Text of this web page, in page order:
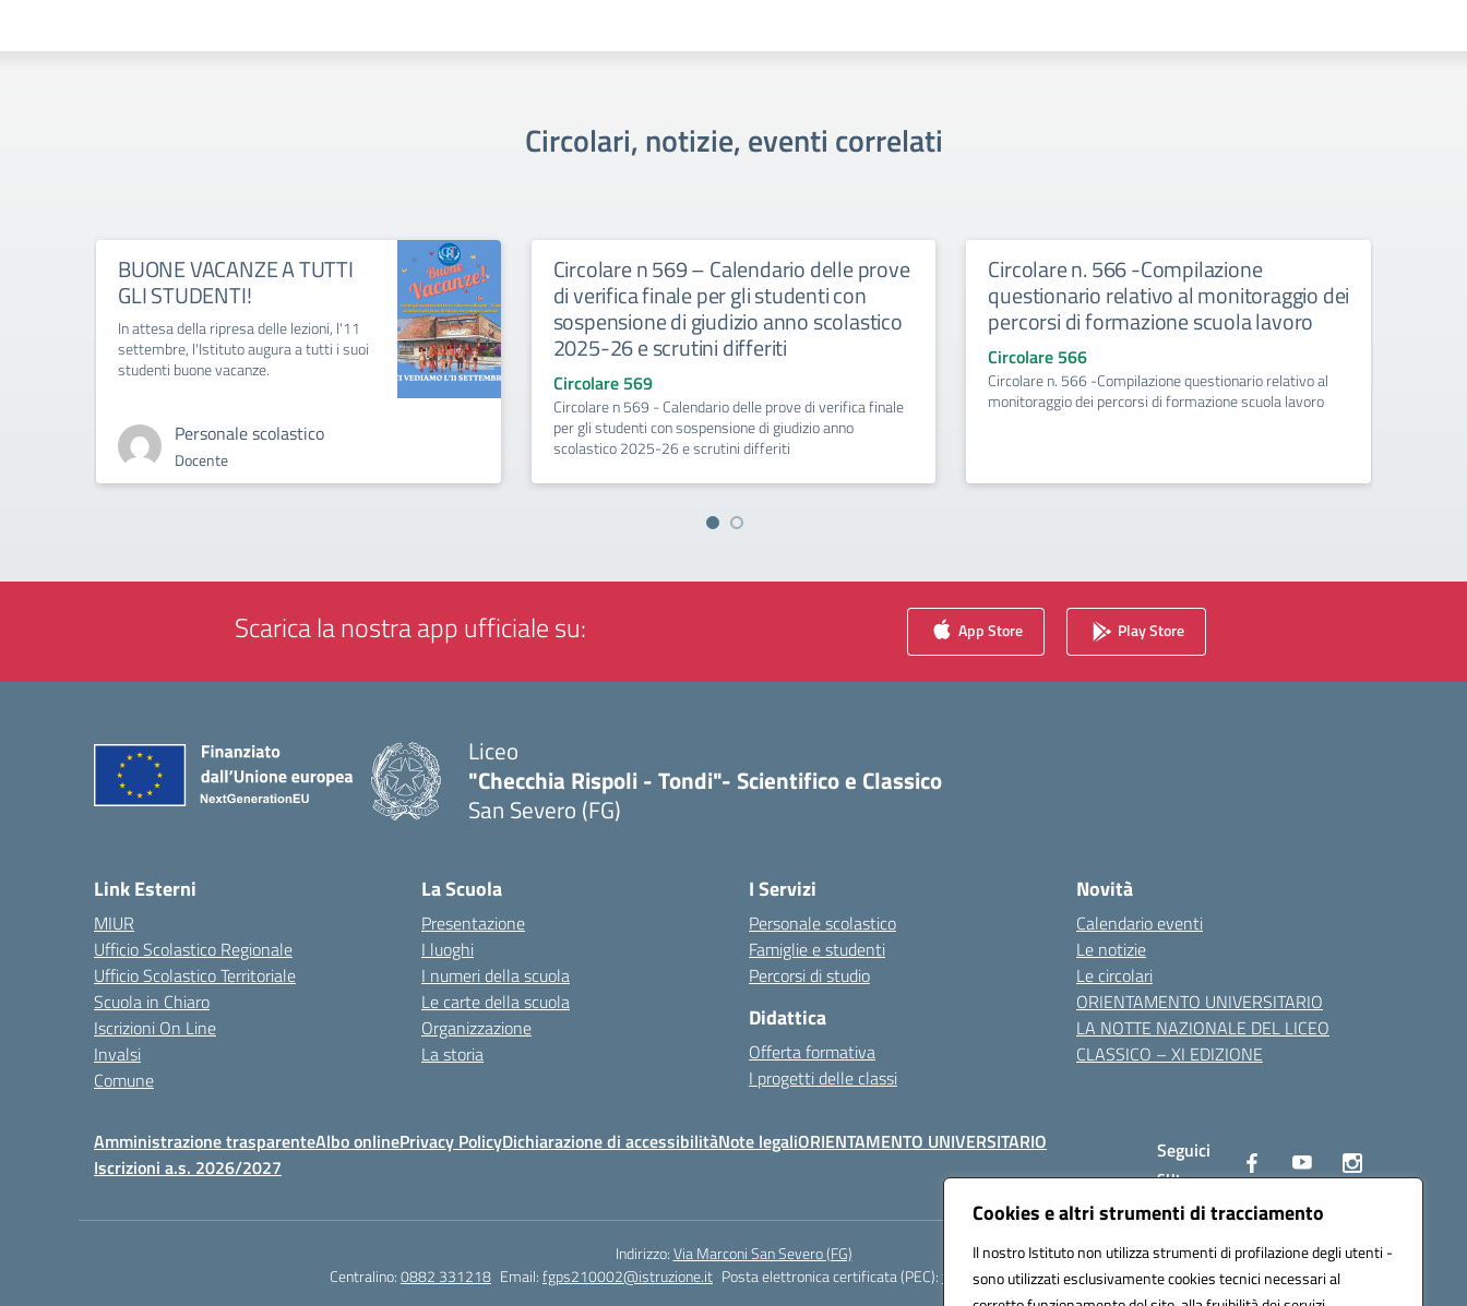
Cookies e altri strumenti di tracciamento
Il nostro Istituto non utilizza strumenti di profilazione degli utenti -
sono utilizzati esclusivamente cookies tecnici necessari al
Circolari, notizie, eventi correlati
BUONE VACANZE A TUTTI
GLI STUDENTI!
In attesa della ripresa delle lezioni, l'11
settembre, l'Istituto augura a tutti i suoi
studenti buone vacanze.
Personale scolastico
Docente
Circolare n 569 – Calendario delle prove
di verifica finale per gli studenti con
sospensione di giudizio anno scolastico
2025-26 e scrutini differiti
Circolare 569
Circolare n 569 - Calendario delle prove di verifica finale
per gli studenti con sospensione di giudizio anno
scolastico 2025-26 e scrutini differiti
Circolare n. 566 -Compilazione
questionario relativo al monitoraggio dei
percorsi di formazione scuola lavoro
Circolare 566
Circolare n. 566 -Compilazione questionario relativo al
monitoraggio dei percorsi di formazione scuola lavoro
Scarica la nostra app ufficiale su: App Store Play Store
Liceo
"Checchia Rispoli - Tondi"- Scientifico e Classico
San Severo (FG)
Link Esterni
MIUR
Ufficio Scolastico Regionale
Ufficio Scolastico Territoriale
Scuola in Chiaro
Iscrizioni On Line
Invalsi
Comune
La Scuola
Presentazione
I luoghi
I numeri della scuola
Le carte della scuola
Organizzazione
La storia
I Servizi
Personale scolastico
Famiglie e studenti
Percorsi di studio
Didattica
Offerta formativa
I progetti delle classi
Novità
Calendario eventi
Le notizie
Le circolari
ORIENTAMENTO UNIVERSITARIO
LA NOTTE NAZIONALE DEL LICEO
CLASSICO – XI EDIZIONE
Amministrazione trasparenteAlbo onlinePrivacy PolicyDichiarazione di accessibilitàNote legaliORIENTAMENTO UNIVERSITARIO
Iscrizioni a.s. 2026/2027
Seguici
su:
Indirizzo:Via Marconi San Severo (FG)
Centralino:0882 331218 Email:fgps210002@istruzione.it Posta elettronica certificata (PEC):fgps210002@pec.istruzione.it